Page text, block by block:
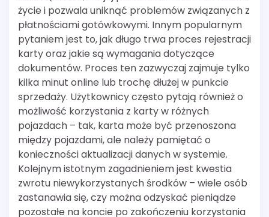
życie i pozwala uniknąć problemów związanych z
płatnościami gotówkowymi. Innym popularnym
pytaniem jest to, jak długo trwa proces rejestracji
karty oraz jakie są wymagania dotyczące
dokumentów. Proces ten zazwyczaj zajmuje tylko
kilka minut online lub trochę dłużej w punkcie
sprzedaży. Użytkownicy często pytają również o
możliwość korzystania z karty w różnych
pojazdach – tak, karta może być przenoszona
między pojazdami, ale należy pamiętać o
konieczności aktualizacji danych w systemie.
Kolejnym istotnym zagadnieniem jest kwestia
zwrotu niewykorzystanych środków – wiele osób
zastanawia się, czy można odzyskać pieniądze
pozostałe na koncie po zakończeniu korzystania